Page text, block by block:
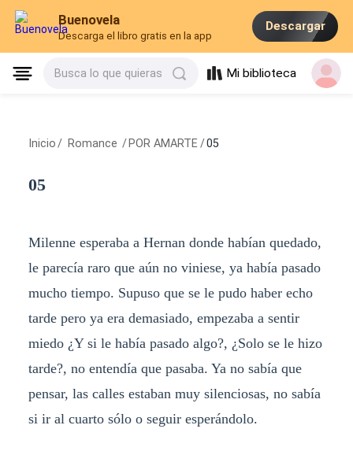
Buenovela
Descarga el libro gratis en la app
Descargar
Busca lo que quieras Mi biblioteca
Inicio / Romance / POR AMARTE /05
05
Milenne esperaba a Hernan donde habían quedado,
le parecía raro que aún no viniese, ya había pasado
mucho tiempo. Supuso que se le pudo haber echo
tarde pero ya era demasiado, empezaba a sentir
miedo ¿Y si le había pasado algo?, ¿Solo se le hizo
tarde?, no entendía que pasaba. Ya no sabía que
pensar, las calles estaban muy silenciosas, no sabía
si ir al cuarto sólo o seguir esperándolo.